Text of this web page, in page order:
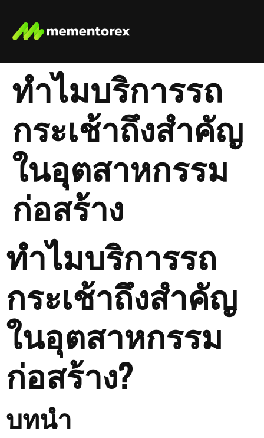
ทำไมบริการรถ
กระเช้าถึงสำคัญ
ในอุตสาหกรรม
ก่อสร้าง
ทำไมบริการรถ
กระเช้าถึงสำคัญ
ในอุตสาหกรรม
ก่อสร้าง?
บทนำ